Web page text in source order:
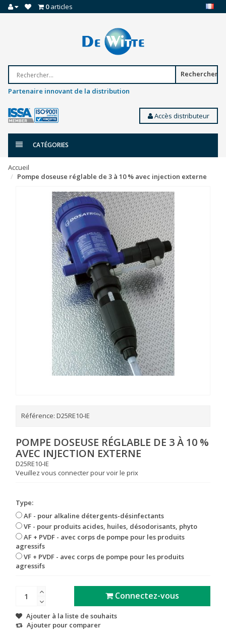
0articles
Rechercher
Partenaire innovant de la distribution
Accès distributeur
CATÉGORIES
Accueil
Pompe doseuse réglable de 3 à 10 % avec injection externe
Référence: D25RE10-IE
POMPE DOSEUSE RÉGLABLE DE 3 À 10 %
AVEC INJECTION EXTERNE
D25RE10-IE
Veuillez vous connecter pour voir le prix
Type:
AF - pour alkaline détergents-désinfectants
VF - pour produits acides, huiles, désodorisants, phyto
AF + PVDF - avec corps de pompe pour les produits
agressifs
VF + PVDF - avec corps de pompe pour les produits
agressifs
Connectez-vous
Ajouter à la liste de souhaits
Ajouter pour comparer